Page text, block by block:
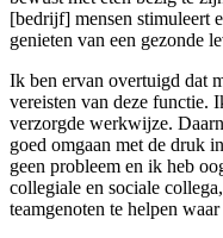
[bedrijf] mensen stimuleert
genieten van een gezonde
Ik ben ervan overtuigd dat
vereisten van deze functie.
verzorgde werkwijze.
goed omgaan met de druk
geen probleem en ik heb
collegiale en sociale
teamgenoten te helpen